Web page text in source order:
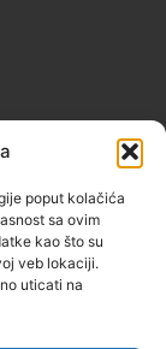
poput kolačića
sa ovim
kao što su
veb lokaciji.
uticati na
ZENICA